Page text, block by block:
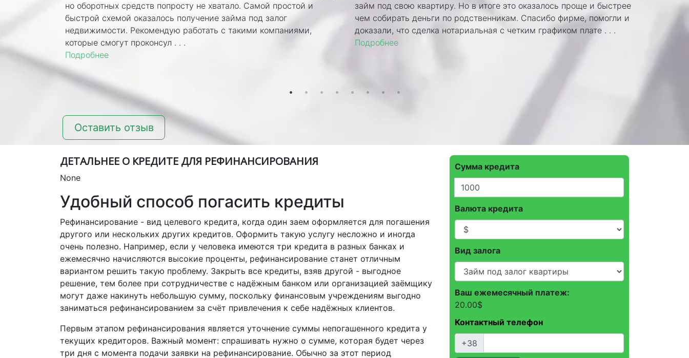
но оборотных средств попросту не хватало. Самой простой и
быстрой схемой оказалось получение займа под залог
недвижимости. Рекомендую работать с такими компаниями,
которые смогут проконсул . . .
Подробнее
займ под свою квартиру. Но в итоге это оказалось проще и быстрее
чем собирать деньги по родственникам. Спасибо фирме, помогли и
доказали, что сделка нотариальная с четким графиком плате . . .
Подробнее
дачного
Оставить отзыв
ДЕТАЛЬНЕЕ О КРЕДИТЕ ДЛЯ РЕФИНАНСИРОВАНИЯ
None
Удобный способ погасить кредиты
Рефинансирование - вид целевого кредита, когда один заем оформляется для погашения
другого или нескольких других кредитов. Оформить такую услугу несложно и иногда
очень полезно. Например, если у человека имеются три кредита в разных банках и
ежемесячно начисляются высокие проценты, рефинансирование станет отличным
вариантом решить такую проблему. Закрыть все кредиты, взяв другой - выгодное
решение, тем более при сотрудничестве с надёжным банком или организацией заёмщику
могут даже накинуть небольшую сумму, поскольку финансовым учреждениям выгодно
заниматься рефинансированием за счёт привлечения к себе надёжных клиентов.
Первым этапом рефинансирования является уточнение суммы непогашенного кредита у
текущих кредиторов. Важный момент: спрашивать нужно о сумме, которая будет через
три дня с момента подачи заявки на рефинансирование. Обычно за этот период
Сумма кредита
Валюта кредита
Вид залога
Ваш ежемесячный платеж:
20.00$
Контактный телефон
+38